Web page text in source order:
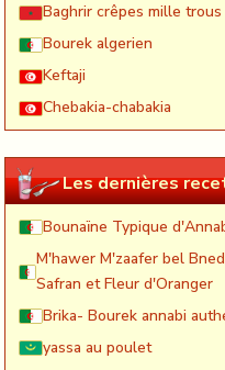
Baghrir crêpes mille trous
Bourek algerien
Keftaji
Chebakia-chabakia
Les dernières
Bounaïne Typique
M'hawer M'zaafer bel
Safran et Fleur d'Oranger
Brika- Bourek annabi
yassa au poulet